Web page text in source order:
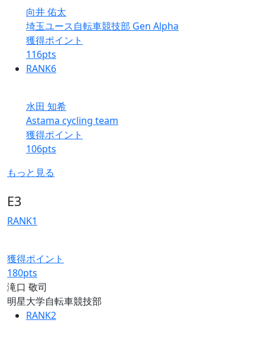
向井 佑太
埼玉ユース自転車競技部 Gen Alpha
獲得ポイント
116pts
RANK6
水田 知希
Astama cycling team
獲得ポイント
106pts
もっと見る
E3
RANK1
獲得ポイント
180pts
滝口 敬司
明星大学自転車競技部
RANK2